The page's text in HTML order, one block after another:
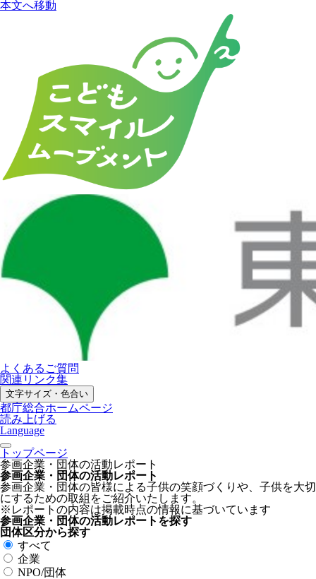
本文へ移動
よくあるご質問
関連リンク集
文字サイズ・色合い
都庁総合ホームページ
読み上げる
Language
トップページ
参画企業・団体の活動レポート
参画企業・団体の活動レポート
参画企業・団体の皆様による子供の笑顔づくりや、子供を大切
にするための取組をご紹介いたします。
※レポートの内容は掲載時点の情報に基づいています
参画企業・団体の活動レポートを探す
団体区分から探す
すべて
企業
NPO/団体